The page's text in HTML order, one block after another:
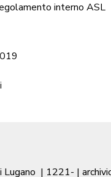
interno ASL
| 1221- |